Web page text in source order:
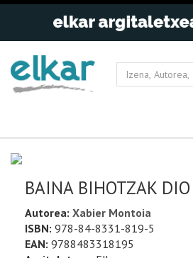
BAINA BIHOTZAK DIO
Autorea: Xabier Montoia
ISBN: 978-84-8331-819-5
EAN: 9788483318195